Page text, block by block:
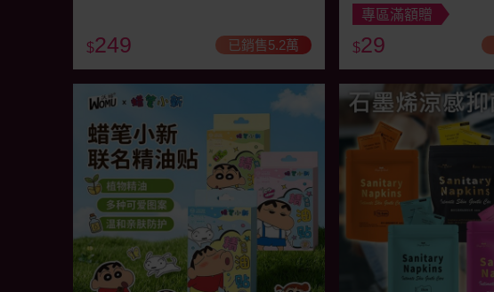
$249 已銷售5.2萬
專區滿額贈
$29